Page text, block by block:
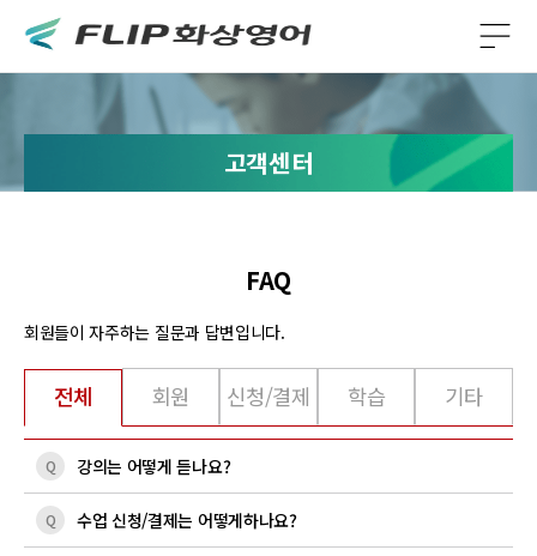
고객센터
FAQ
회원들이 자주하는 질문과 답변입니다.
전체 회원 신청/결제 학습 기타
Q 강의는 어떻게 듣나요?
Q 수업 신청/결제는 어떻게하나요?